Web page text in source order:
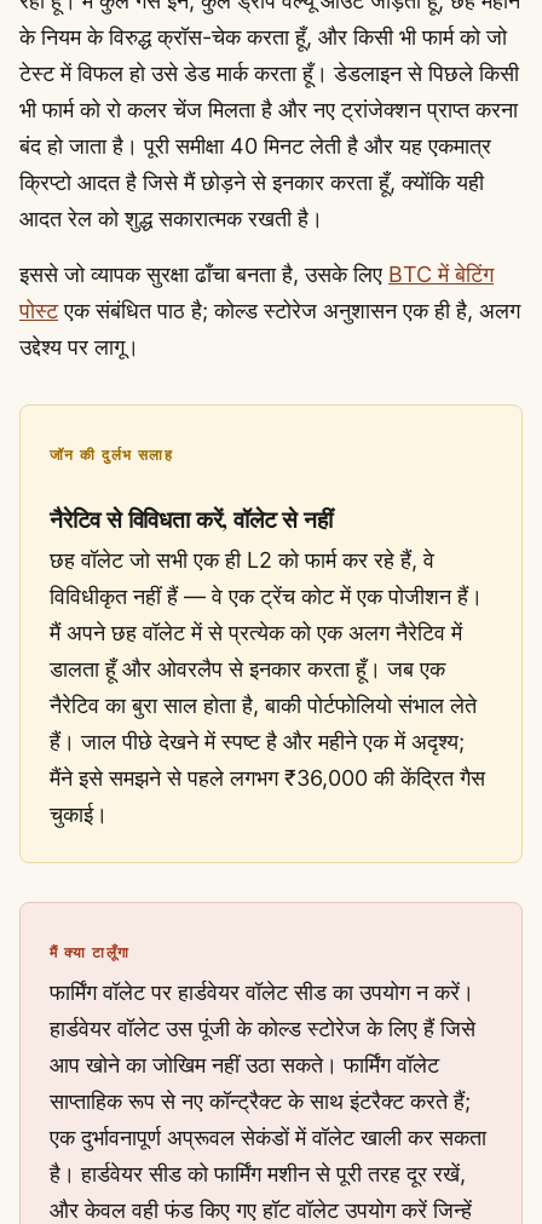
के नियम के विरुद्ध क्रॉस-चेक करता हूँ, और किसी भी फार्म को जो
टेस्ट में विफल हो उसे डेड मार्क करता हूँ। डेडलाइन से पिछले किसी
भी फार्म को रो कलर चेंज मिलता है और नए ट्रांजेक्शन प्राप्त करना
बंद हो जाता है। पूरी समीक्षा 40 मिनट लेती है और यह एकमात्र
क्रिप्टो आदत है जिसे मैं छोड़ने से इनकार करता हूँ, क्योंकि यही
आदत रेल को शुद्ध सकारात्मक रखती है।
इससे जो व्यापक सुरक्षा ढाँचा बनता है, उसके लिए BTC में बेटिंग
पोस्टएक संबंधित पाठ है; कोल्ड स्टोरेज अनुशासन एक ही है, अलग
उद्देश्य पर लागू।
जॉन की दुर्लभ सलाह
नैरेटिव से विविधता करें, वॉलेट से नहीं
छह वॉलेट जो सभी एक ही L2 को फार्म कर रहे हैं, वे
विविधीकृत नहीं हैं — वे एक ट्रेंच कोट में एक पोजीशन हैं।
मैं अपने छह वॉलेट में से प्रत्येक को एक अलग नैरेटिव में
डालता हूँ और ओवरलैप से इनकार करता हूँ। जब एक
नैरेटिव का बुरा साल होता है, बाकी पोर्टफोलियो संभाल लेते
हैं। जाल पीछे देखने में स्पष्ट है और महीने एक में अदृश्य;
मैंने इसे समझने से पहले लगभग ₹36,000 की केंद्रित गैस
चुकाई।
मैं क्या टालूँगा
फार्मिंग वॉलेट पर हार्डवेयर वॉलेट सीड का उपयोग न करें।
हार्डवेयर वॉलेट उस पूंजी के कोल्ड स्टोरेज के लिए हैं जिसे
आप खोने का जोखिम नहीं उठा सकते। फार्मिंग वॉलेट
साप्ताहिक रूप से नए कॉन्ट्रैक्ट के साथ इंटरैक्ट करते हैं;
एक दुर्भावनापूर्ण अप्रूवल सेकंडों में वॉलेट खाली कर सकता
है। हार्डवेयर सीड को फार्मिंग मशीन से पूरी तरह दूर रखें,
और केवल वही फंड किए गए हॉट वॉलेट उपयोग करें जिन्हें